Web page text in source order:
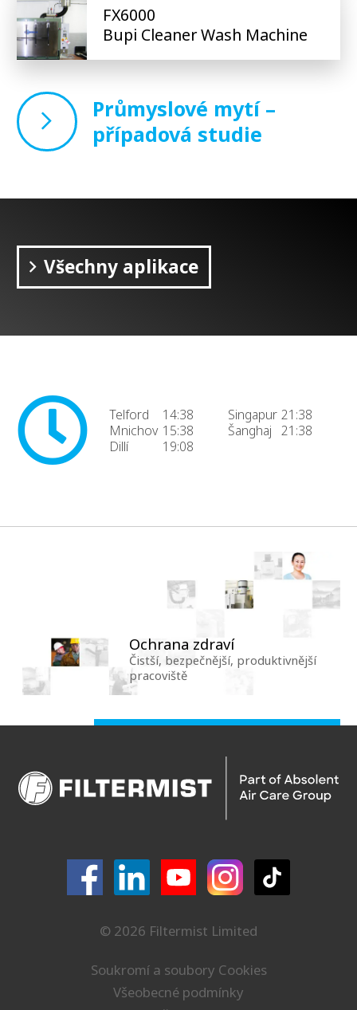
FX6000
Bupi Cleaner Wash Machine
Průmyslové mytí –
případová studie
Všechny aplikace
Telford
14:38
Mnichov 15:38
Dillí
19:08
Singapur 21:38
Šanghaj
21:38
Ochrana zdraví
Čistší, bezpečnější, produktivnější
pracoviště
© 2026 Filtermist Limited
Soukromí a soubory Cookies
Všeobecné podmínky